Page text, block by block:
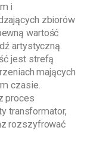
i
zbiorów
wartość
artystyczną.
jest strefą
mających
czasie.
proces
transformator,
rozszyfrować